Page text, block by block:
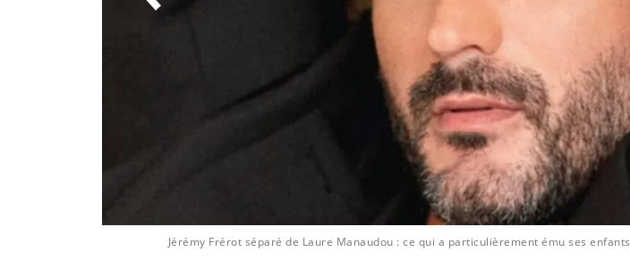
Jérémy Frérot séparé de Laure Manaudou : ce qui a particulièrement ému ses enfants